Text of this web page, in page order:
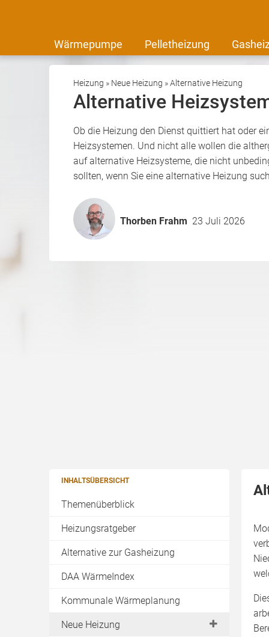
Wärmepumpe Pelletheizung
Heizung » Neue Heizung »Alternative Heizung
Alternative
Ob die Heizung den Dienst quittiert hat oder
Heizsystemen. Und nicht alle wollen die
auf alternative Heizsysteme, die nicht
sollten, wenn Sie eine alternative Heizung
Thorben Frahm 23 Juli 2026
INHALTSÜBERSICHT
Themenüberblick
Heizungsratgeber
Alternative zur Gasheizung
DAA WärmeIndex
Kommunale Wärmeplanung
Neue Heizung